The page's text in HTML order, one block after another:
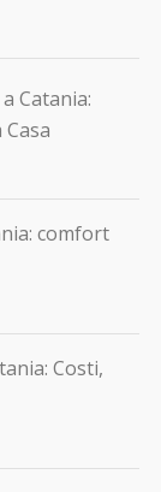
Catania:
comfort
Costi,